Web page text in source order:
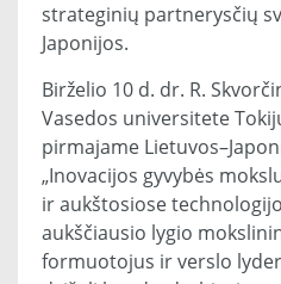
strateginių partnerysčių
Japonijos.
Birželio 10 d. dr. R.
Vasedos universitete
pirmajame
„Inovacijos gyvybės
ir aukštosiose
aukščiausio lygio
formuotojus ir verslo